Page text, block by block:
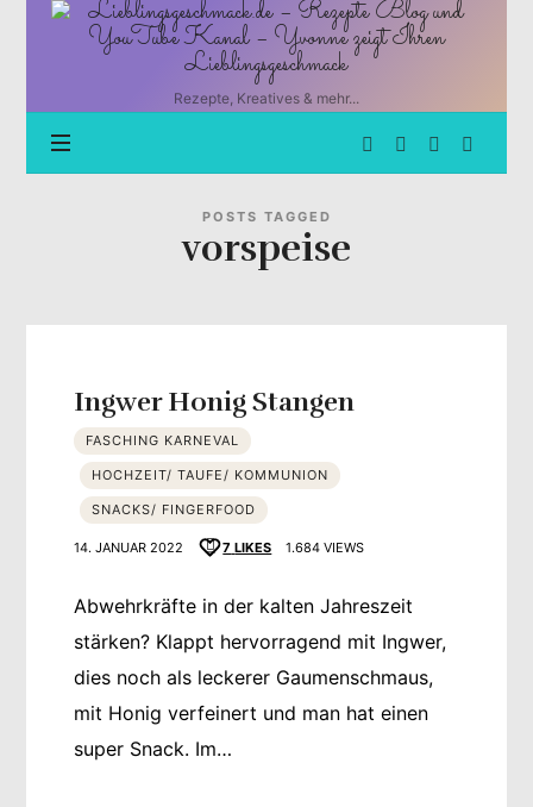
Lieblingsgeschmack.de
Rezepte
und
YouTube
Kanal
Rezepte, Kreatives & mehr...
POSTS TAGGED
vorspeise
Ingwer Honig Stangen
FASCHING KARNEVAL
HOCHZEIT/ TAUFE/ KOMMUNION
SNACKS/ FINGERFOOD
14. JANUAR 2022 7 LIKES 1.684 VIEWS
Abwehrkräfte in der kalten Jahreszeit
stärken? Klappt hervorragend mit Ingwer,
dies noch als leckerer Gaumenschmaus,
mit Honig verfeinert und man hat einen
super Snack. Im…